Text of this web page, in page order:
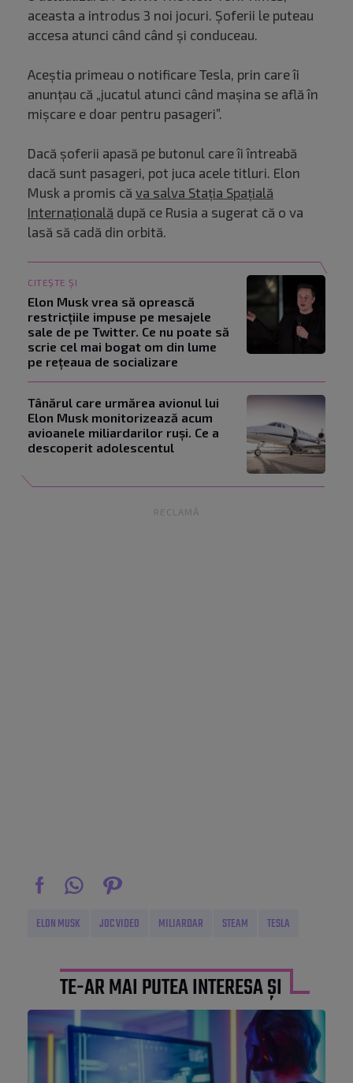
aceasta a introdus 3 noi jocuri. Șoferii le puteau
accesa atunci când când și conduceau.
Aceștia primeau o notificare Tesla, prin care îi
anunțau că „jucatul atunci când mașina se află în
mișcare e doar pentru pasageri”.
Dacă șoferii apasă pe butonul care îi întreabă
dacă sunt pasageri, pot juca acele titluri. Elon
Musk a promis că va salva Stația Spațială
Internațională după ce Rusia a sugerat că o va
lasă să cadă din orbită.
CITEȘTE ȘI
Elon Musk vrea să oprească
restricțiile impuse pe mesajele
sale de pe Twitter. Ce nu poate să
scrie cel mai bogat om din lume
pe rețeaua de socializare
Tânărul care urmărea avionul lui
Elon Musk monitorizează acum
avioanele miliardarilor ruși. Ce a
descoperit adolescentul
RECLAMĂ
ELON MUSK JOC VIDEO MILIARDAR STEAM TESLA
TE-AR MAI PUTEA INTERESA ȘI